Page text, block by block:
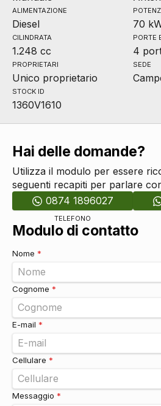
ALIMENTAZIONE
Diesel 70
CILINDRATA
1.248 cc
PORTE
4
PROPRIETARI
Unico proprietario
SEDE
STOCK ID
1360V1610
Hai delle domande?
Utilizza il modulo per essere
seguenti recapiti per parlare
0874 1896027
TELEFONO
Modulo di contatto
Nome *
Cognome *
E-mail *
Cellulare *
Messaggio *